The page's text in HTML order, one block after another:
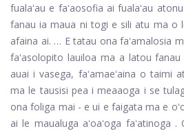
fualaʻau e faʻaosofia ai fualaʻau
fanau ia maua ni togi e sili atu ma o
afaina ai. … E tatau ona faʻamalosia
faʻasolopito lauiloa ma a latou
auai i vasega, faʻamaeʻaina o taimi
ma le tausisi pea i meaaoga i se
ona foliga mai - e ui e faigata ma e
ai le maualuga aʻoaʻoga faʻatinoga